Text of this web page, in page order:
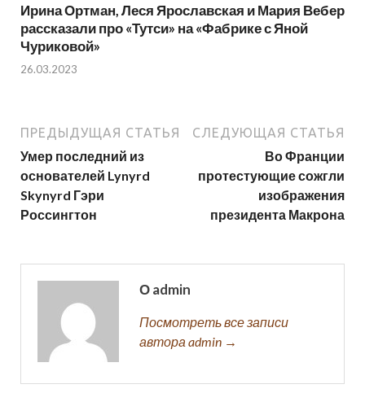
Ирина Ортман, Леся Ярославская и Мария Вебер
рассказали про «Тутси» на «Фабрике с Яной
Чуриковой»
26.03.2023
ПРЕДЫДУЩАЯ СТАТЬЯ
Умер последний из
основателей Lynyrd
Skynyrd Гэри
Россингтон
СЛЕДУЮЩАЯ СТАТЬЯ
Во Франции
протестующие сожгли
изображения
президента Макрона
О admin
Посмотреть все записи
автора admin →